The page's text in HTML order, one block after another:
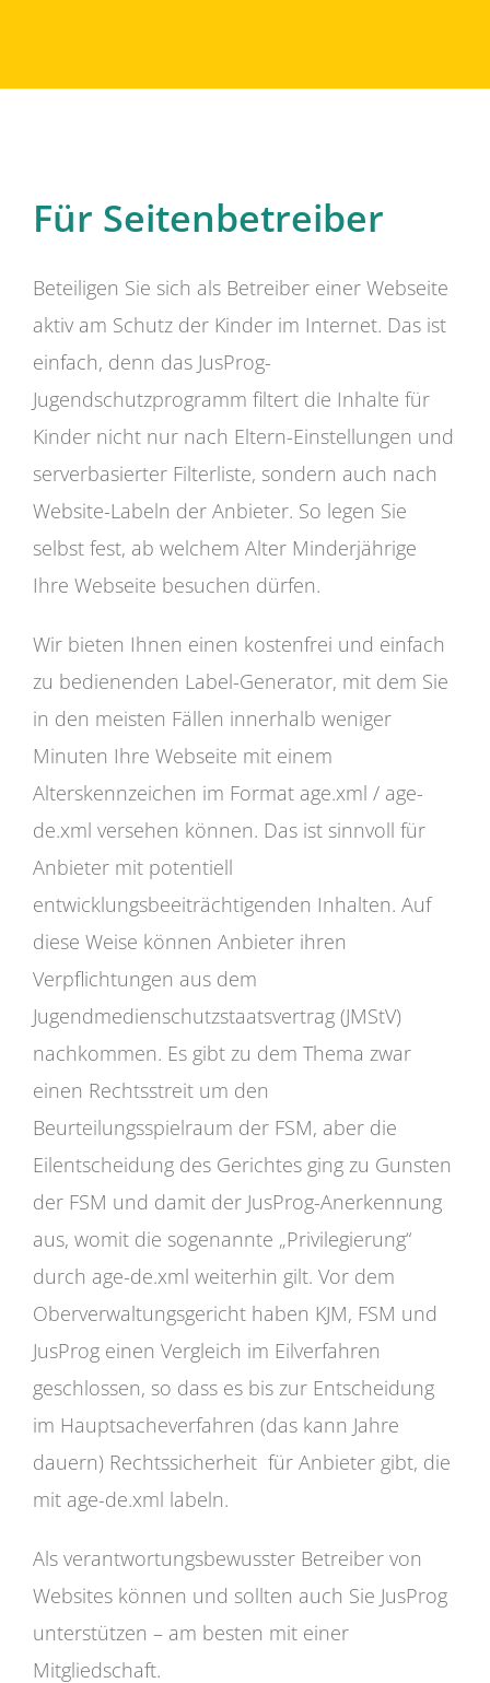
Für Seitenbetreiber
Beteiligen Sie sich als Betreiber einer Webseite
aktiv am Schutz der Kinder im Internet. Das ist
einfach, denn das JusProg-
Jugendschutzprogramm filtert die Inhalte für
Kinder nicht nur nach Eltern-Einstellungen und
serverbasierter Filterliste, sondern auch nach
Website-Labeln der Anbieter. So legen Sie
selbst fest, ab welchem Alter Minderjährige
Ihre Webseite besuchen dürfen.
Wir bieten Ihnen einen kostenfrei und einfach
zu bedienenden Label-Generator, mit dem Sie
in den meisten Fällen innerhalb weniger
Minuten Ihre Webseite mit einem
Alterskennzeichen im Format age.xml / age-
de.xml versehen können. Das ist sinnvoll für
Anbieter mit potentiell
entwicklungsbeeiträchtigenden Inhalten. Auf
diese Weise können Anbieter ihren
Verpflichtungen aus dem
Jugendmedienschutzstaatsvertrag (JMStV)
nachkommen. Es gibt zu dem Thema zwar
einen Rechtsstreit um den
Beurteilungsspielraum der FSM, aber die
Eilentscheidung des Gerichtes ging zu Gunsten
der FSM und damit der JusProg-Anerkennung
aus, womit die sogenannte „Privilegierung“
durch age-de.xml weiterhin gilt. Vor dem
Oberverwaltungsgericht haben KJM, FSM und
JusProg einen Vergleich im Eilverfahren
geschlossen, so dass es bis zur Entscheidung
im Hauptsacheverfahren (das kann Jahre
dauern) Rechtssicherheit für Anbieter gibt, die
mit age-de.xml labeln.
Als verantwortungsbewusster Betreiber von
Websites können und sollten auch Sie JusProg
unterstützen – am besten mit einer
Mitgliedschaft.